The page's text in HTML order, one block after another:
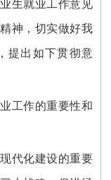
生就业工作意见
神，切实做好我
提出如下贯彻意
工作的重要性和
代化建设的重要